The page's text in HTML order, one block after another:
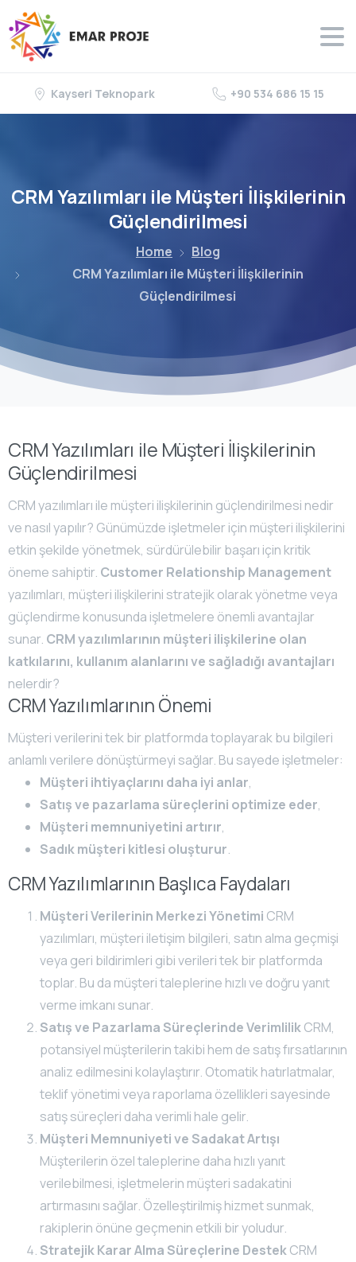
Kayseri Teknopark +90 534 686 15 15
CRMYazılımları ileMüşteri İlişkilerinin
Güçlendirilmesi
Home
Blog
CRM Yazılımları ile Müşteri İlişkilerinin
Güçlendirilmesi
CRM Yazılımları ile Müşteri İlişkilerinin
Güçlendirilmesi
CRM yazılımları ile müşteri ilişkilerinin güçlendirilmesi nedir
ve nasıl yapılır? Günümüzde işletmeler için müşteri ilişkilerini
etkin şekilde yönetmek, sürdürülebilir başarı için kritik
öneme sahiptir. Customer Relationship Management
yazılımları, müşteri ilişkilerini stratejik olarak yönetme veya
güçlendirme konusunda işletmelere önemli avantajlar
sunar. CRM yazılımlarının müşteri ilişkilerine olan
katkılarını, kullanım alanlarını ve sağladığı avantajları
nelerdir?
CRM Yazılımlarının Önemi
Müşteri verilerini tek bir platformda toplayarak bu bilgileri
anlamlı verilere dönüştürmeyi sağlar. Bu sayede işletmeler:
Müşteri ihtiyaçlarını daha iyi anlar,
Satış ve pazarlama süreçlerini optimize eder,
Müşteri memnuniyetini artırır,
Sadık müşteri kitlesi oluşturur.
CRM Yazılımlarının Başlıca Faydaları
Müşteri Verilerinin Merkezi Yönetimi CRM
yazılımları, müşteri iletişim bilgileri, satın alma geçmişi
veya geri bildirimleri gibi verileri tek bir platformda
toplar. Bu da müşteri taleplerine hızlı ve doğru yanıt
verme imkanı sunar.
Satış ve Pazarlama Süreçlerinde VerimlilikCRM,
potansiyel müşterilerin takibi hem de satış fırsatlarının
analiz edilmesini kolaylaştırır. Otomatik hatırlatmalar,
teklif yönetimi veya raporlama özellikleri sayesinde
satış süreçleri daha verimli hale gelir.
Müşteri Memnuniyeti ve Sadakat Artışı
Müşterilerin özel taleplerine daha hızlı yanıt
verilebilmesi, işletmelerin müşteri sadakatini
artırmasını sağlar. Özelleştirilmiş hizmet sunmak,
rakiplerin önüne geçmenin etkili bir yoludur.
Stratejik Karar Alma Süreçlerine DestekCRM